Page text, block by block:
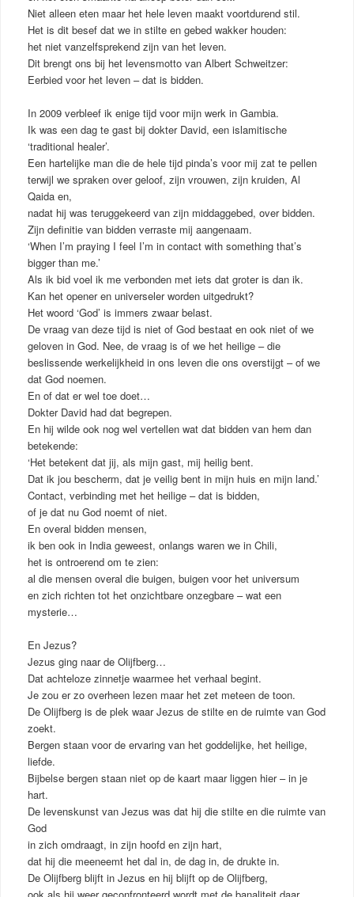
Niet alleen eten maar het hele leven maakt voortdurend stil.
Het is dit besef dat we in stilte en gebed wakker houden:
het niet vanzelfsprekend zijn van het leven.
Dit brengt ons bij het levensmotto van Albert Schweitzer:
Eerbied voor het leven – dat is bidden.
In 2009 verbleef ik enige tijd voor mijn werk in Gambia.
Ik was een dag te gast bij dokter David, een islamitische
‘traditional healer’.
Een hartelijke man die de hele tijd pinda’s voor mij zat te pellen
terwijl we spraken over geloof, zijn vrouwen, zijn kruiden, Al
Qaida en,
nadat hij was teruggekeerd van zijn middaggebed, over bidden.
Zijn definitie van bidden verraste mij aangenaam.
‘When I’m praying I feel I’m in contact with something that’s
bigger than me.’
Als ik bid voel ik me verbonden met iets dat groter is dan ik.
Kan het opener en universeler worden uitgedrukt?
Het woord ‘God’ is immers zwaar belast.
De vraag van deze tijd is niet of God bestaat en ook niet of we
geloven in God. Nee, de vraag is of we het heilige – die
beslissende werkelijkheid in ons leven die ons overstijgt – of we
dat God noemen.
En of dat er wel toe doet…
Dokter David had dat begrepen.
En hij wilde ook nog wel vertellen wat dat bidden van hem dan
betekende:
‘Het betekent dat jij, als mijn gast, mij heilig bent.
Dat ik jou bescherm, dat je veilig bent in mijn huis en mijn land.’
Contact, verbinding met het heilige – dat is bidden,
of je dat nu God noemt of niet.
En overal bidden mensen,
ik ben ook in India geweest, onlangs waren we in Chili,
het is ontroerend om te zien:
al die mensen overal die buigen, buigen voor het universum
en zich richten tot het onzichtbare onzegbare – wat een
mysterie…
En Jezus?
Jezus ging naar de Olijfberg…
Dat achteloze zinnetje waarmee het verhaal begint.
Je zou er zo overheen lezen maar het zet meteen de toon.
De Olijfberg is de plek waar Jezus de stilte en de ruimte van God
zoekt.
Bergen staan voor de ervaring van het goddelijke, het heilige,
liefde.
Bijbelse bergen staan niet op de kaart maar liggen hier – in je
hart.
De levenskunst van Jezus was dat hij die stilte en die ruimte van
God
in zich omdraagt, in zijn hoofd en zijn hart,
dat hij die meeneemt het dal in, de dag in, de drukte in.
De Olijfberg blijft in Jezus en hij blijft op de Olijfberg,